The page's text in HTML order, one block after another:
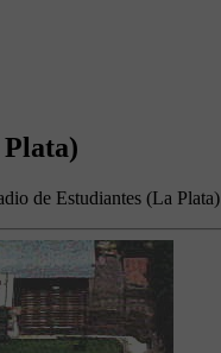
de Estudiantes (La Plata)